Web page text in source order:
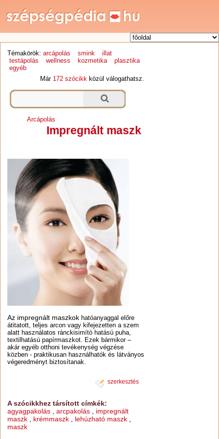
Témakörök: arcápolás smink
illat
testápolás
wellness kozmetika
plasztika
egyéb
Már 172 szócikk közül válogathatsz.
Arcápolás
Impregnált maszk
Az impregnált maszkokhatóanyaggal előre
átitatott, teljes arcon vagy kifejezetten a szem
alatt használatos ránckisimító hatású puha,
textilhatású papírmaszkot. Ezek bármikor –
akár egyéb otthoni tevékenység végzése
közben - praktikusan használhatók és látványos
végeredményt biztosítanak.
szerkesztés
A szócikkhez társított címkék:
agyagpakolás ,arcpakolás
impregnált
maszk
krémmaszk lehúzható maszk
maszk